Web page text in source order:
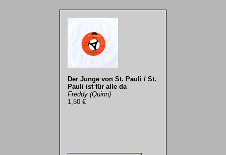
Der Junge von St. Pauli / St.
Pauli ist für alle da
Freddy (Quinn)
1,50 €